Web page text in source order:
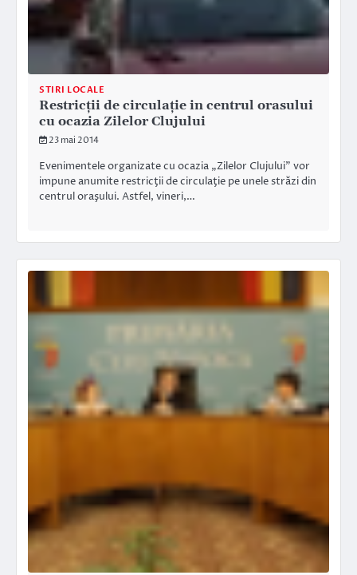
STIRI LOCALE
Restricţii de circulaţie in centrul orasului
cu ocazia Zilelor Clujului
23 mai 2014
Evenimentele organizate cu ocazia „Zilelor Clujului” vor
impune anumite restricţii de circulaţie pe unele străzi din
centrul oraşului. Astfel, vineri,…